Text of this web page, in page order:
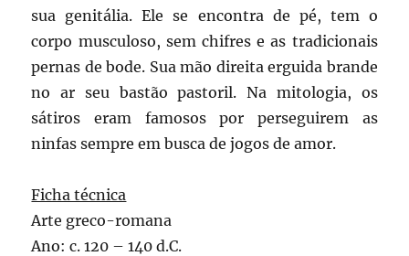
sua genitália. Ele se encontra de pé, tem o
corpo musculoso, sem chifres e as tradicionais
pernas de bode. Sua mão direita erguida brande
no ar seu bastão pastoril. Na mitologia, os
sátiros eram famosos por perseguirem as
ninfas sempre em busca de jogos de amor.
Ficha técnica
Arte greco-romana
Ano: c. 120 – 140 d.C.